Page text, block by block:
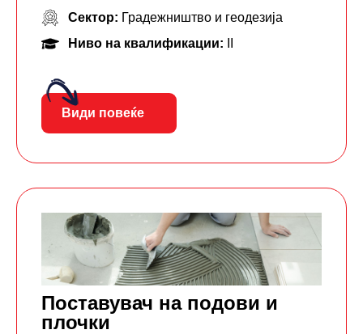
Сектор: Градежништво и геодезија
Ниво на квалификации:
Види повеќе
Поставувач на подови и
плочки